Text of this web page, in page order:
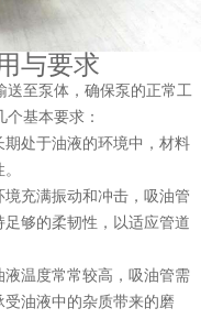
与要求
送至泵体，确保泵的正常工
基本要求：
期处于油液的环境中，材料
境充满振动和冲击，吸油管
够的柔韧性，以适应管道
液温度常常较高，吸油管需
油液中的杂质带来的磨